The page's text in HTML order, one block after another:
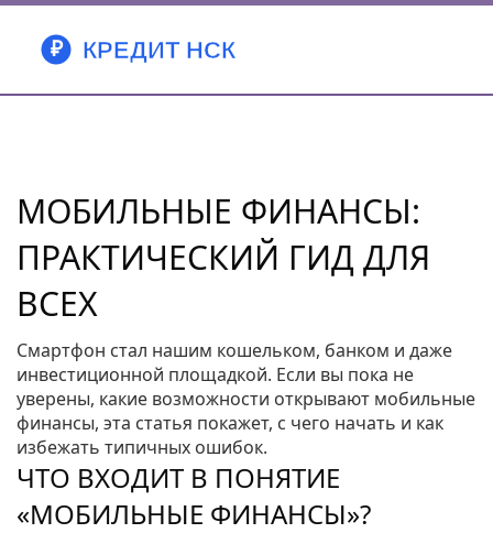
МОБИЛЬНЫЕ ФИНАНСЫ:
ПРАКТИЧЕСКИЙ ГИД ДЛЯ
ВСЕХ
Смартфон стал нашим кошельком, банком и даже
инвестиционной площадкой. Если вы пока не
уверены, какие возможности открывают мобильные
финансы, эта статья покажет, с чего начать и как
избежать типичных ошибок.
ЧТО ВХОДИТ В ПОНЯТИЕ
«МОБИЛЬНЫЕ ФИНАНСЫ»?